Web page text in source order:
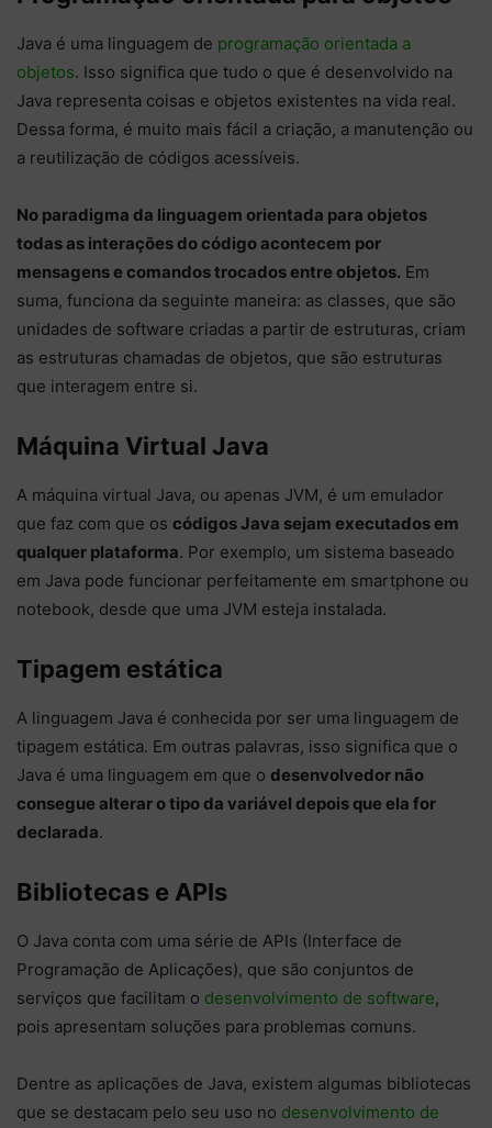
Java é uma linguagem de programação orientada a
objetos. Isso significa que tudo o que é desenvolvido na
Java representa coisas e objetos existentes na vida real.
Dessa forma, é muito mais fácil a criação, a manutenção ou
a reutilização de códigos acessíveis.
No paradigma da linguagem orientada para objetos
todas as interações do código acontecem por
mensagens e comandos trocados entre objetos. Em
suma, funciona da seguinte maneira: as classes, que são
unidades de software criadas a partir de estruturas, criam
as estruturas chamadas de objetos, que são estruturas
que interagem entre si.
Máquina Virtual Java
A máquina virtual Java, ou apenas JVM, é um emulador
que faz com que os códigos Java sejam executados em
qualquer plataforma. Por exemplo, um sistema baseado
em Java pode funcionar perfeitamente em smartphone ou
notebook, desde que uma JVM esteja instalada.
Tipagem estática
A linguagem Java é conhecida por ser uma linguagem de
tipagem estática. Em outras palavras, isso significa que o
Java é uma linguagem em que o desenvolvedor não
consegue alterar o tipo da variável depois que ela for
declarada.
Bibliotecas e APIs
O Java conta com uma série de APIs (Interface de
Programação de Aplicações), que são conjuntos de
serviços que facilitam o desenvolvimento de software,
pois apresentam soluções para problemas comuns.
Dentre as aplicações de Java, existem algumas bibliotecas
que se destacam pelo seu uso no desenvolvimento de